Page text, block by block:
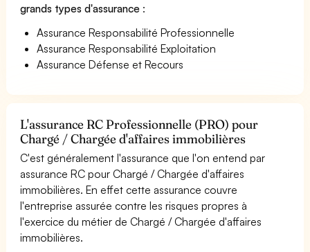
grands types d'assurance :
Assurance Responsabilité Professionnelle
Assurance Responsabilité Exploitation
Assurance Défense et Recours
L'assurance RC Professionnelle (PRO) pour
Chargé / Chargée d'affaires immobilières
C'est généralement l'assurance que l'on entend par
assurance RC pour Chargé / Chargée d'affaires
immobilières. En effet cette assurance couvre
l'entreprise assurée contre les risques propres à
l'exercice du métier de Chargé / Chargée d'affaires
immobilières.